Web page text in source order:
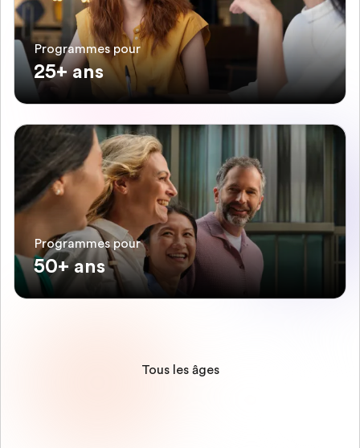
Programmes pour
25+ ans
Programmes pour
50+ ans
Tous les âges